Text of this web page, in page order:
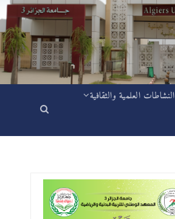
النشاطات العلمية والثقافية